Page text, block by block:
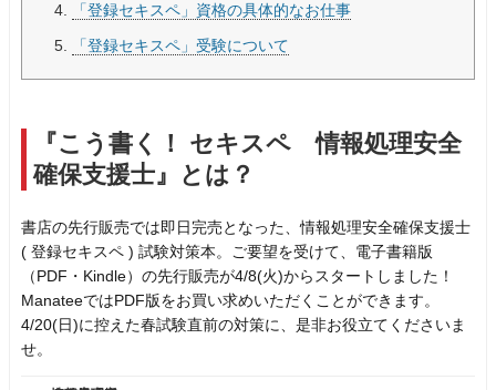
「登録セキスペ」資格の具体的なお仕事
「登録セキスペ」受験について
『こう書く！ セキスペ 情報処理安全
確保支援士』とは？
書店の先行販売では即日完売となった、情報処理安全確保支援士
( 登録セキスペ ) 試験対策本。ご要望を受けて、電子書籍版
（PDF・Kindle）の先行販売が4/8(火)からスタートしました！
ManateeではPDF版をお買い求めいただくことができます。
4/20(日)に控えた春試験直前の対策に、是非お役立てくださいま
せ。